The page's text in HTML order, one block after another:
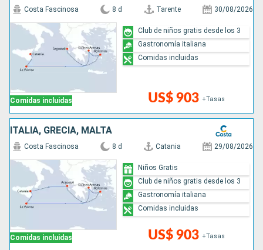
Comidas incluidas
Costa Fascinosa 8 d Tarente 30/08/2026
US$ 903 +Tasas
Club de niños gratis desde los 3
Gastronomía italiana
Comidas incluidas
ITALIA, GRECIA, MALTA
Comidas incluidas
Costa Fascinosa 8 d Catania 29/08/2026
US$ 903 +Tasas
Niños Gratis
Club de niños gratis desde los 3
Gastronomía italiana
Comidas incluidas